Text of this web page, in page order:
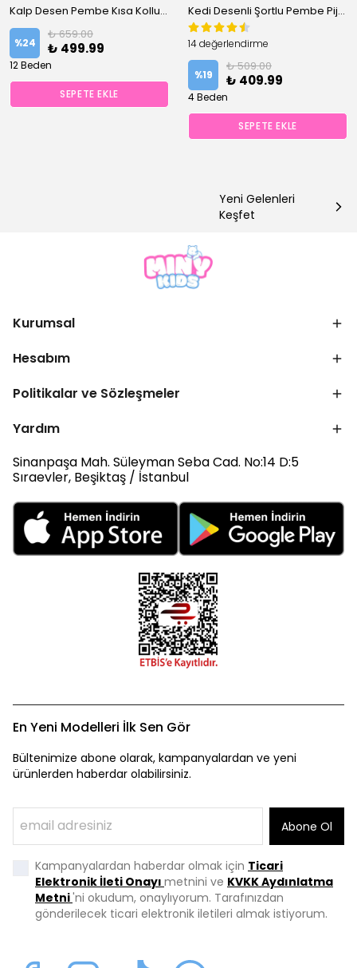
Kalp Desen Pembe Kısa Kollu %100 Pamuklu Kız Çocuk Pijama Takım
%24
₺ 659.00
₺ 499.99
12 Beden
SEPETE EKLE
Kedi Desenli Şortlu Pembe Pijama Takımı
14 değerlendirme
%19
₺ 509.00
₺ 409.99
4 Beden
SEPETE EKLE
Yeni Gelenleri
Keşfet
Kurumsal
Hesabım
Politikalar ve Sözleşmeler
Yardım
Sinanpaşa Mah. Süleyman Seba Cad. No:14 D:5
Sıraevler, Beşiktaş / İstanbul
En Yeni Modelleri İlk Sen Gör
Bültenimize abone olarak, kampanyalardan ve yeni
ürünlerden haberdar olabilirsiniz.
Abone Ol
Kampanyalardan haberdar olmak için Ticari
Elektronik İleti Onayı metnini ve KVKK Aydınlatma
Metni'ni okudum, onaylıyorum. Tarafınızdan
gönderilecek ticari elektronik iletileri almak istiyorum.